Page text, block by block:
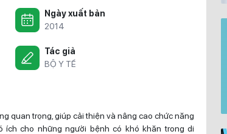
Ngày xuất bản
2014
Tác giả
BỘ Y TẾ
quan trọng, giúp cải thiện và nâng cao chức năng
ích cho những người bệnh có khó khăn trong di